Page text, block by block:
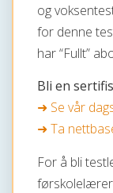
og
for denne
har “Fullt”
Bli en
➜ Se vår
➜ Ta
For å bli